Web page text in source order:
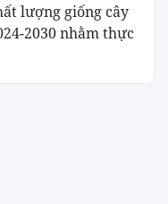
lượng giống cây
2030 nhằm thực